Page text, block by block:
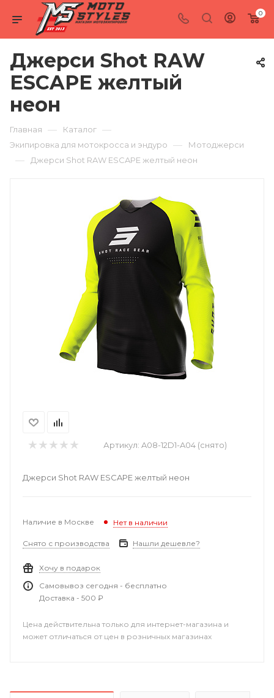
0
Джерси Shot RAW
ESCAPE желтый
неон
Главная — Каталог —
Экипировка для мотокросса и эндуро — Мотоджерси
— Джерси Shot RAW ESCAPE желтый неон
Артикул: A08-12D1-A04 (снято)
Джерси Shot RAW ESCAPE желтый неон
Наличие в Москве Нет в наличии
Снято с производства Нашли дешевле?
Хочу в подарок
Самовывоз сегодня - бесплатно
Доставка - 500 ₽
Цена действительна только для интернет-магазина и
может отличаться от цен в розничных магазинах